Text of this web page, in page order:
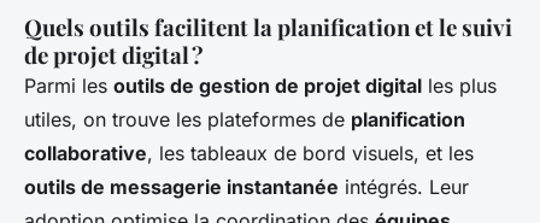
Quels outils facilitent la planification et le suivi
de projet digital ?
Parmi les outils de gestion de projet digital les plus
utiles, on trouve les plateformes de planification
collaborative, les tableaux de bord visuels, et les
outils de messagerie instantanée intégrés. Leur